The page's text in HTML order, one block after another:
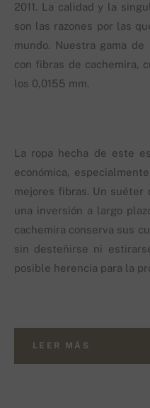
2011. La calidad y la
son las razones por las
mundo. Nuestra gama
con fibras de cachemira,
los 0,0155 mm.
La ropa hecha de este
económica,
mejores fibras. Un suéter
una inversión a largo
cachemira conserva sus
sin desteñirse ni
posible herencia para la
LEER MÁS